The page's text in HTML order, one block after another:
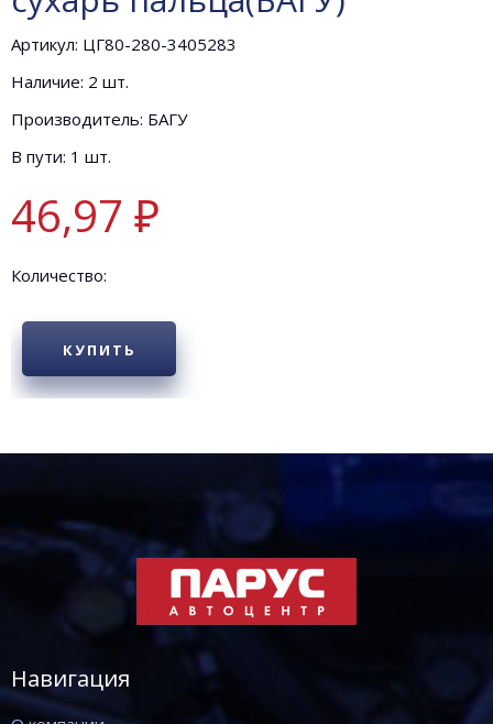
Артикул: ЦГ80-280-3405283
Наличие: 2 шт.
Производитель: БАГУ
В пути: 1 шт.
46,97 ₽
Количество:
КУПИТЬ
Навигация